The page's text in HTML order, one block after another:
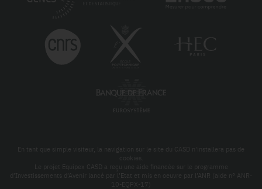
En tant que simple visiteur, la navigation sur le site du CASD n'installera pas de
cookies.
Le projet Equipex CASD a reçu une aide financée sur le programme
d’Investissements d’Avenir lancé par l’Etat et mis en oeuvre par l’ANR (aide n° ANR-
10-EQPX-17)